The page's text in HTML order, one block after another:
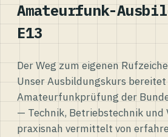
Amateurfunk-
E13
Der Weg zum eigenen
Unser Ausbildungskurs
Amateurfunkprüfung der
— Technik, Betriebstechnik und
praxisnah vermittelt von